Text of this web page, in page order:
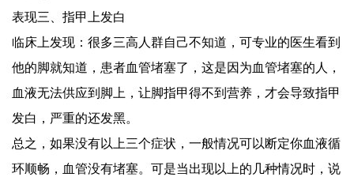
表现三、指甲上发白
临床上发现：很多三高人群自己不知道，可专业的医生看到
他的脚就知道，患者血管堵塞了，这是因为血管堵塞的人，
血液无法供应到脚上，让脚指甲得不到营养，才会导致指甲
发白，严重的还发黑。
总之，如果没有以上三个症状，一般情况可以断定你血液循
环顺畅，血管没有堵塞。可是当出现以上的几种情况时，说